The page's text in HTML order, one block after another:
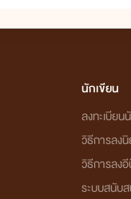
นักเขียน
ลงทะเบียน
วิธีการลง
วิธีการลง
ระบบสนับ